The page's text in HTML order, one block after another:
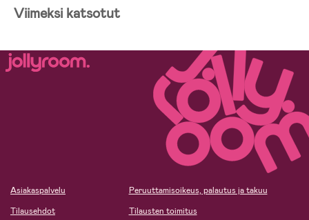
Viimeksi katsotut
Asiakaspalvelu
Tilausehdot
Peruuttamisoikeus, palautus ja takuu
Tilausten toimitus